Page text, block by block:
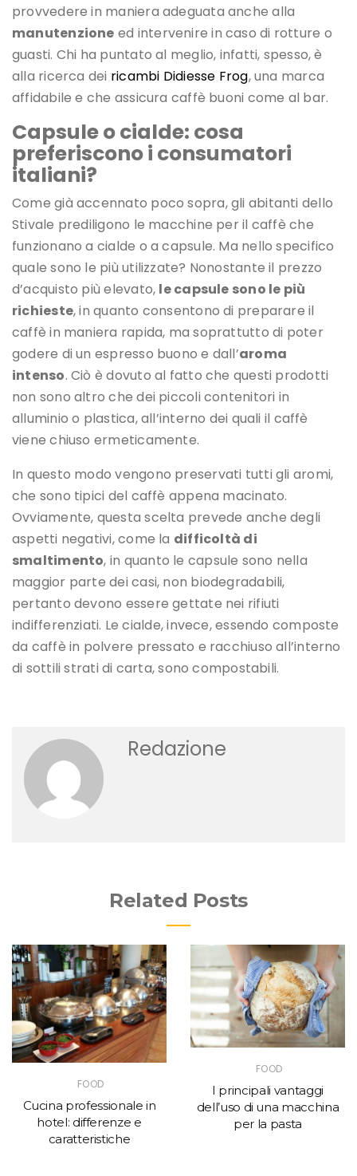
provvedere in maniera adeguata anche alla
manutenzione ed intervenire in caso di rotture o
guasti. Chi ha puntato al meglio, infatti, spesso, è
alla ricerca dei ricambi Didiesse Frog, una marca
affidabile e che assicura caffè buoni come al bar.
Capsule o cialde: cosa
preferiscono i consumatori
italiani?
Come già accennato poco sopra, gli abitanti dello
Stivale prediligono le macchine per il caffè che
funzionano a cialde o a capsule. Ma nello specifico
quale sono le più utilizzate? Nonostante il prezzo
d’acquisto più elevato, le capsule sono le più
richieste, in quanto consentono di preparare il
caffè in maniera rapida, ma soprattutto di poter
godere di un espresso buono e dall’aroma
intenso. Ciò è dovuto al fatto che questi prodotti
non sono altro che dei piccoli contenitori in
alluminio o plastica, all’interno dei quali il caffè
viene chiuso ermeticamente.
In questo modo vengono preservati tutti gli aromi,
che sono tipici del caffè appena macinato.
Ovviamente, questa scelta prevede anche degli
aspetti negativi, come la difficoltà di
smaltimento, in quanto le capsule sono nella
maggior parte dei casi, non biodegradabili,
pertanto devono essere gettate nei rifiuti
indifferenziati. Le cialde, invece, essendo composte
da caffè in polvere pressato e racchiuso all’interno
di sottili strati di carta, sono compostabili.
Redazione
Related Posts
FOOD
Cucina professionale in
hotel: differenze e
caratteristiche
FOOD
I principali vantaggi
dell’uso di una macchina
per la pasta